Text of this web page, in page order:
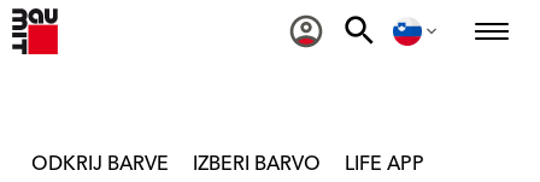
ODKRIJ BARVE IZBERI BARVO
LIFE APP